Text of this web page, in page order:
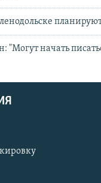
"Могут начать